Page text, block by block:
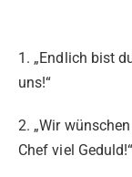
1. „Endlich bist
uns!“
2. „Wir
Chef viel Geduld!“